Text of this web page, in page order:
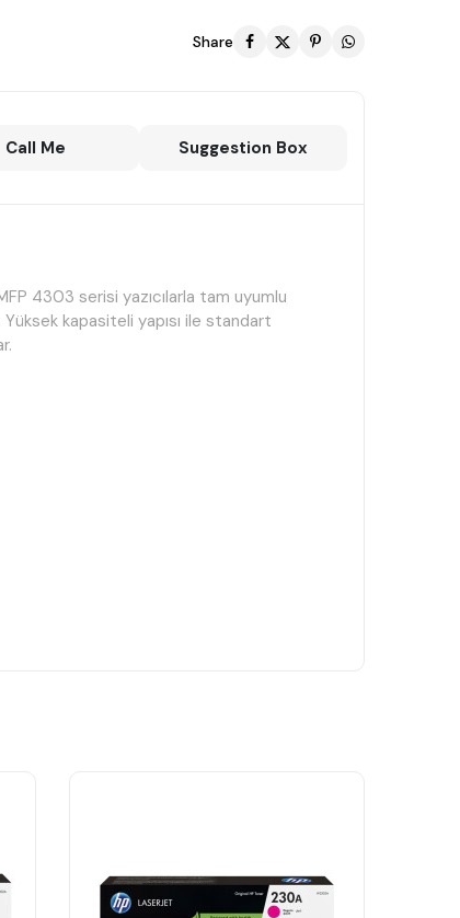
Share
Call Me Suggestion Box
4303 serisi yazıcılarla tam uyumlu
kapasiteli yapısı ile standart